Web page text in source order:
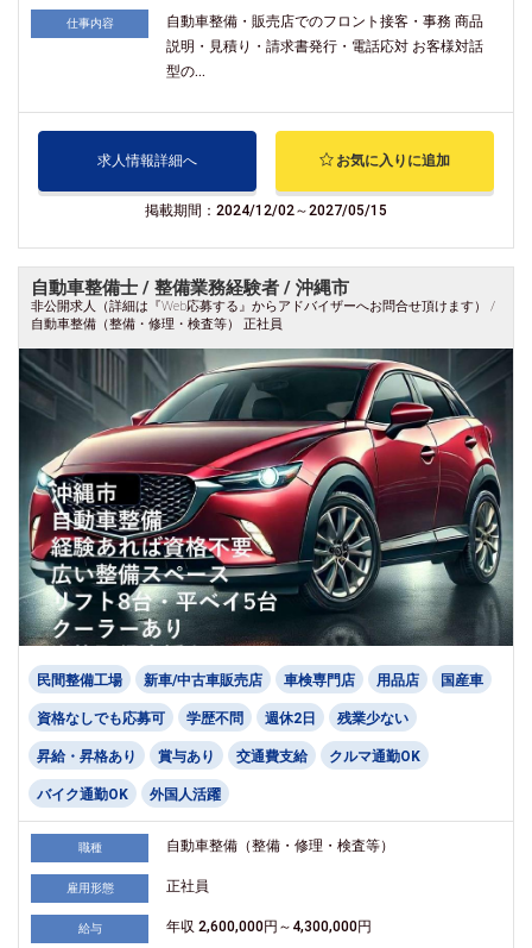
仕事内容
自動車整備・販売店でのフロント接客・事務 商品
説明・見積り・請求書発行・電話応対 お客様対話
型の...
求人情報詳細へ お気に入りに追加
掲載期間：2024/12/02～2027/05/15
自動車整備士 / 整備業務経験者 / 沖縄市
非公開求人（詳細は『Web応募する』からアドバイザーへお問合せ頂けます） /
自動車整備（整備・修理・検査等） 正社員
民間整備工場 新車/中古車販売店 車検専門店 用品店 国産車
資格なしでも応募可 学歴不問 週休2日 残業少ない
昇給・昇格あり 賞与あり 交通費支給 クルマ通勤OK
バイク通勤OK 外国人活躍
職種 自動車整備（整備・修理・検査等）
雇用形態 正社員
給与 年収 2,600,000円～4,300,000円